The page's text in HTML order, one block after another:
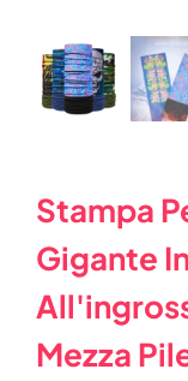
Stampa
Gigante
Mezza